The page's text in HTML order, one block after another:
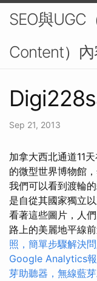
SEO與UGC
Content）
Sep 21, 2013
加拿大西北通道11
的微型世界博物館
我們可以看到渡輪
是自從其國家獨立
看著這些圖片，人
路上的美麗地平線前
照，簡單步驟解決
Google Analytics
芽助聽器，無線藍